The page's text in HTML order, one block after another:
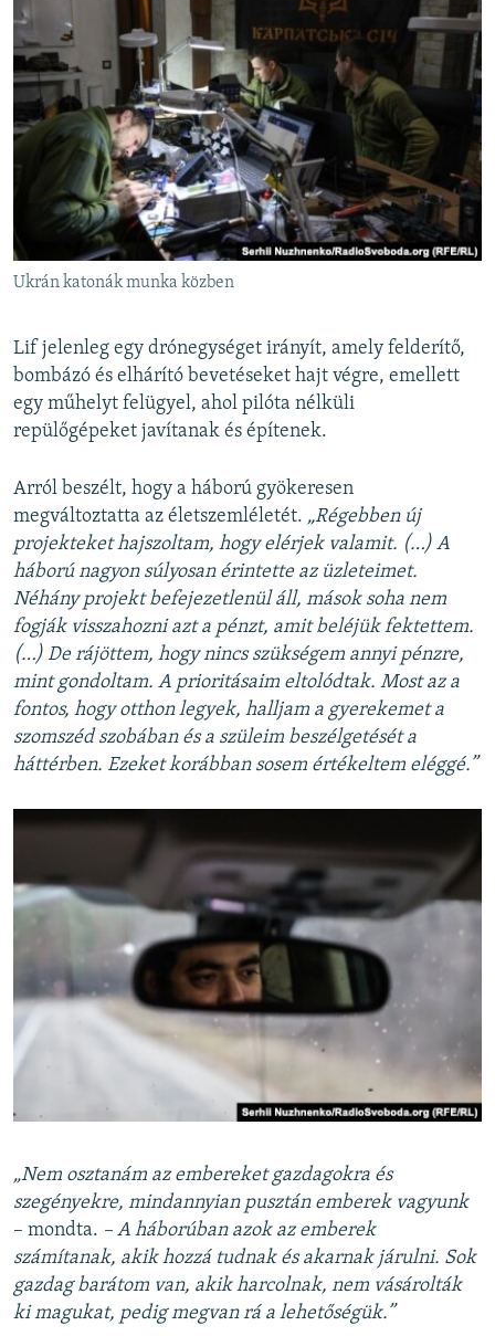
Ukrán katonák munka közben
Lif jelenleg egy drónegységet irányít, amely felderítő,
bombázó és elhárító bevetéseket hajt végre, emellett
egy műhelyt felügyel, ahol pilóta nélküli
repülőgépeket javítanak és építenek.
Arról beszélt, hogy a háború gyökeresen
megváltoztatta az életszemléletét. „Régebben új
projekteket hajszoltam, hogy elérjek valamit. (…) A
háború nagyon súlyosan érintette az üzleteimet.
Néhány projekt befejezetlenül áll, mások soha nem
fogják visszahozni azt a pénzt, amit beléjük fektettem.
(…) De rájöttem, hogy nincs szükségem annyi pénzre,
mint gondoltam. A prioritásaim eltolódtak. Most az a
fontos, hogy otthon legyek, halljam a gyerekemet a
szomszéd szobában és a szüleim beszélgetését a
háttérben. Ezeket korábban sosem értékeltem eléggé.”
„Nem osztanám az embereket gazdagokra és
szegényekre, mindannyian pusztán emberek vagyunk
– mondta. – A háborúban azok az emberek
számítanak, akik hozzá tudnak és akarnak járulni. Sok
gazdag barátom van, akik harcolnak, nem vásárolták
ki magukat, pedig megvan rá a lehetőségük.”